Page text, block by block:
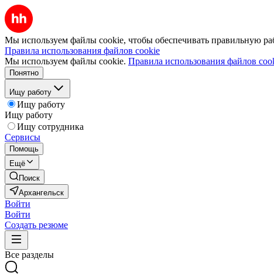
Мы используем файлы cookie, чтобы обеспечивать правильную
Правила использования файлов cookie
Мы используем файлы cookie. Правила использования файлов
Понятно
Ищу работу
Ищу работу
Ищу работу
Ищу сотрудника
Сервисы
Помощь
Ещё
Поиск
Архангельск
Войти
Войти
Создать резюме
Все разделы